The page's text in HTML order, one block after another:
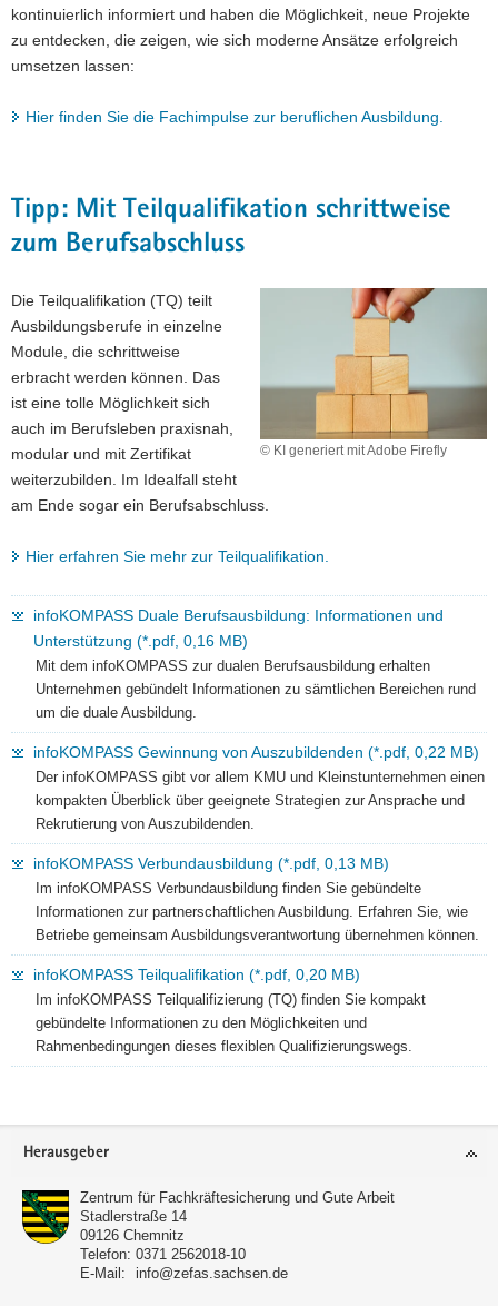
kontinuierlich informiert und haben die Möglichkeit, neue Projekte
zu entdecken, die zeigen, wie sich moderne Ansätze erfolgreich
umsetzen lassen:
Hier finden Sie die Fachimpulse zur beruflichen Ausbildung.
Tipp: Mit Teilqualifikation schrittweise
zum Berufsabschluss
© KI generiert mit Adobe Firefly
Die Teilqualifikation (TQ) teilt
Ausbildungsberufe in einzelne
Module, die schrittweise
erbracht werden können. Das
ist eine tolle Möglichkeit sich
auch im Berufsleben praxisnah,
modular und mit Zertifikat
weiterzubilden. Im Idealfall steht
am Ende sogar ein Berufsabschluss.
Hier erfahren Sie mehr zur Teilqualifikation.
infoKOMPASS Duale Berufsausbildung: Informationen und
Unterstützung (*.pdf, 0,16 MB)
Mit dem infoKOMPASS zur dualen Berufsausbildung erhalten
Unternehmen gebündelt Informationen zu sämtlichen Bereichen rund
um die duale Ausbildung.
infoKOMPASS Gewinnung von Auszubildenden (*.pdf, 0,22 MB)
Der infoKOMPASS gibt vor allem KMU und Kleinstunternehmen einen
kompakten Überblick über geeignete Strategien zur Ansprache und
Rekrutierung von Auszubildenden.
infoKOMPASS Verbundausbildung (*.pdf, 0,13 MB)
Im infoKOMPASS Verbundausbildung finden Sie gebündelte
Informationen zur partnerschaftlichen Ausbildung. Erfahren Sie, wie
Betriebe gemeinsam Ausbildungsverantwortung übernehmen können.
infoKOMPASS Teilqualifikation (*.pdf, 0,20 MB)
Im infoKOMPASS Teilqualifizierung (TQ) finden Sie kompakt
gebündelte Informationen zu den Möglichkeiten und
Rahmenbedingungen dieses flexiblen Qualifizierungswegs.
Footer-
Herausgeber
Zentrum für Fachkräftesicherung und Gute Arbeit
Stadlerstraße 14
09126 Chemnitz
Telefon: 0371 2562018-10
E-Mail:
info@zefas.sachsen.de